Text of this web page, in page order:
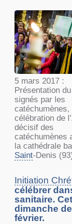
5 mars 2017 :
Présentation
signés par les
célébration de
décisif des
catéchumènes
la cathédrale
Saint-Denis
Initiation
célébrer
sanitaire.
dimanche
février.